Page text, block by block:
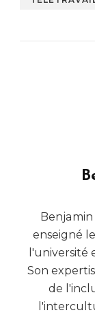
enseigné
l'université
Son
de